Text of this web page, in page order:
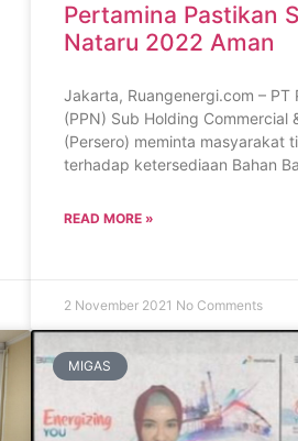
Pertamina Pastikan
Nataru 2022 Aman
Jakarta, Ruangenergi.com – PT
(PPN) Sub Holding Commercial
(Persero) meminta masyarakat
terhadap ketersediaan Bahan
READ MORE »
2 November 2021 No Comments
MIGAS